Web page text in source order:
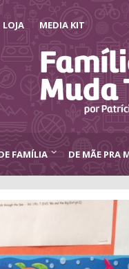
LOJA MEDIA KIT
FAMÍLIA DE MÃE PRA